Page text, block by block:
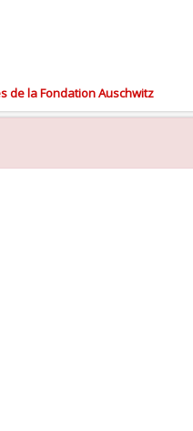
de la Fondation Auschwitz